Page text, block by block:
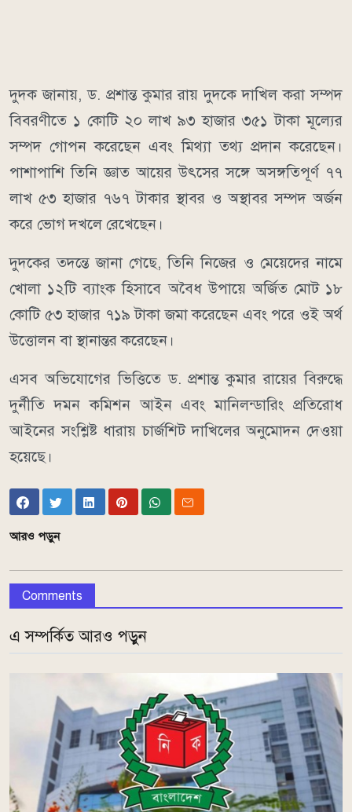
দুদক জানায়, ড. প্রশান্ত কুমার রায় দুদকে দাখিল করা সম্পদ
বিবরণীতে ১ কোটি ২০ লাখ ৯৩ হাজার ৩৫১ টাকা মূল্যের
সম্পদ গোপন করেছেন এবং মিথ্যা তথ্য প্রদান করেছেন।
পাশাপাশি তিনি জ্ঞাত আয়ের উৎসের সঙ্গে অসঙ্গতিপূর্ণ ৭৭
লাখ ৫৩ হাজার ৭৬৭ টাকার স্থাবর ও অস্থাবর সম্পদ অর্জন
করে ভোগ দখলে রেখেছেন।
দুদকের তদন্তে জানা গেছে, তিনি নিজের ও মেয়েদের নামে
খোলা ১২টি ব্যাংক হিসাবে অবৈধ উপায়ে অর্জিত মোট ১৮
কোটি ৫৩ হাজার ৭১৯ টাকা জমা করেছেন এবং পরে ওই অর্থ
উত্তোলন বা স্থানান্তর করেছেন।
এসব অভিযোগের ভিত্তিতে ড. প্রশান্ত কুমার রায়ের বিরুদ্ধে
দুর্নীতি দমন কমিশন আইন এবং মানিলন্ডারিং প্রতিরোধ
আইনের সংশ্লিষ্ট ধারায় চার্জশিট দাখিলের অনুমোদন দেওয়া
হয়েছে।
আরও পড়ুন
Comments
এ সম্পর্কিত আরও পড়ুন